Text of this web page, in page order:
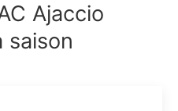
Ajaccio
saison